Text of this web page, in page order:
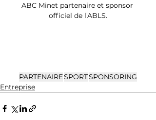
ABC Minet partenaire et sponsor
officiel de l'ABLS.
PARTENAIRESPORTSPONSORING
Entreprise